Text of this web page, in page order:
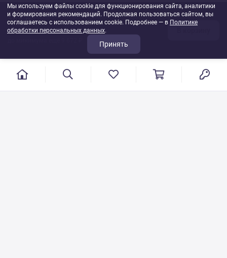
328 ₽
1шт
Мы используем файлы cookie для функционирования сайта, аналитики
и формирования рекомендаций. Продолжая пользоваться сайтом, вы
соглашаетесь с использованием cookie. Подробнее — в Политике
обработки персональных данных.
Принять